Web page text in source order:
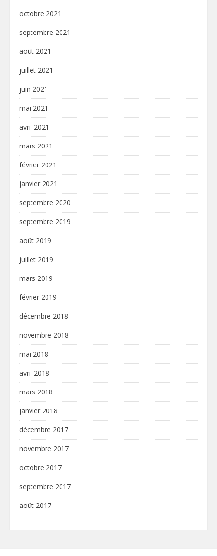
octobre 2021
septembre 2021
août 2021
juillet 2021
juin 2021
mai 2021
avril 2021
mars 2021
février 2021
janvier 2021
septembre 2020
septembre 2019
août 2019
juillet 2019
mars 2019
février 2019
décembre 2018
novembre 2018
mai 2018
avril 2018
mars 2018
janvier 2018
décembre 2017
novembre 2017
octobre 2017
septembre 2017
août 2017